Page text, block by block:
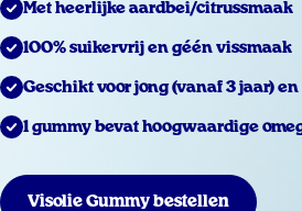
Met heerlijke aardbei/citrussmaak
100% suikervrij en géén vissmaak
Geschikt voor jong (vanaf 3 jaar) en
1 gummy bevat hoogwaardige
Visolie Gummy bestellen